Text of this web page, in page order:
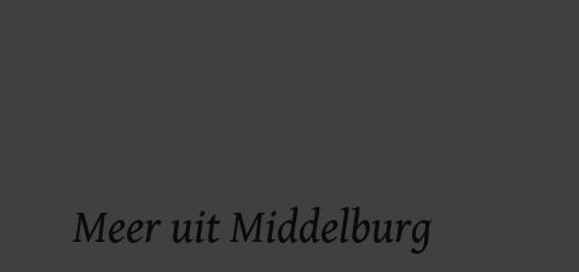
Meer uit Middelburg